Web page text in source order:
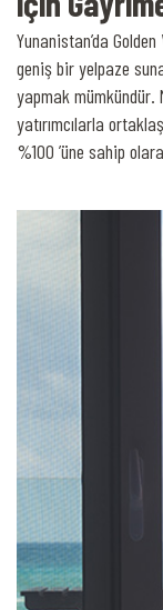
Yunanistan’da
geniş bir yelpaze
yapmak
yatırımcılarla
%100 ’üne sahip